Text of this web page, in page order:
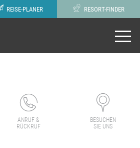
REISE-PLANER RESORT-FINDER
ANRUF &
RÜCKRUF
BESUCHEN
SIE UNS